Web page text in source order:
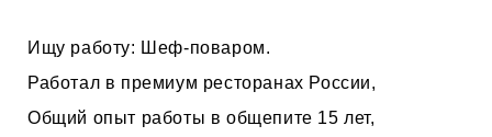
Ищу работу: Шеф-поваром.
Работал в премиум ресторанах России,
Общий опыт работы в общепите 15 лет,